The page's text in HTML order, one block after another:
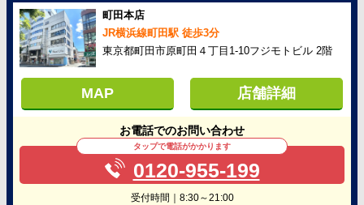
町田本店
JR横浜線町田駅 徒歩3分
東京都町田市原町田４丁目1-10フジモトビル 2階
MAP 店舗詳細
お電話でのお問い合わせ
タップで電話がかかります
0120-955-199
受付時間｜8:30～21:00